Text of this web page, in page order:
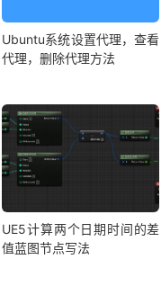
Ubuntu系统设置代理，查看
代理，删除代理方法
UE5计算两个日期时间的差
值蓝图节点写法